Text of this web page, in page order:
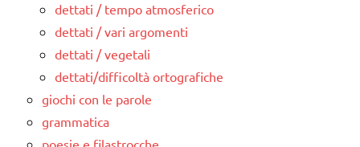
dettati / tempo atmosferico
dettati / vari argomenti
dettati / vegetali
dettati/difficoltà ortografiche
giochi con le parole
grammatica